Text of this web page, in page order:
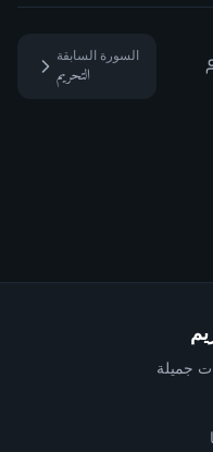
السورة السابقة
التحريم
جميلة